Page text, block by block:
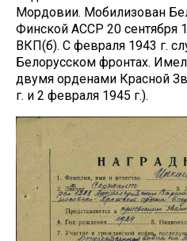
Мордовии. Мобилизован
Финской АССР 20 сентября
ВКП(б). С февраля 1943 г.
Белорусском фронтах.
двумя орденами Красной
г. и 2 февраля 1945 г.).